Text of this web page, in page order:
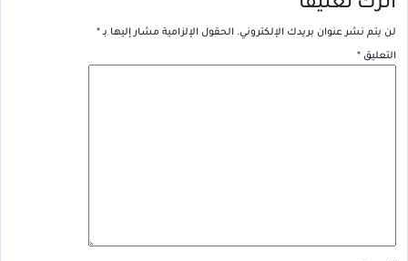
لن يتم نشر عنوان بريدك الإلكتروني. الحقول الإلزامية مشار إليها بـ*
التعليق *